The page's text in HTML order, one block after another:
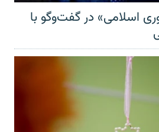
اسلامی» در گفت‌وگو با